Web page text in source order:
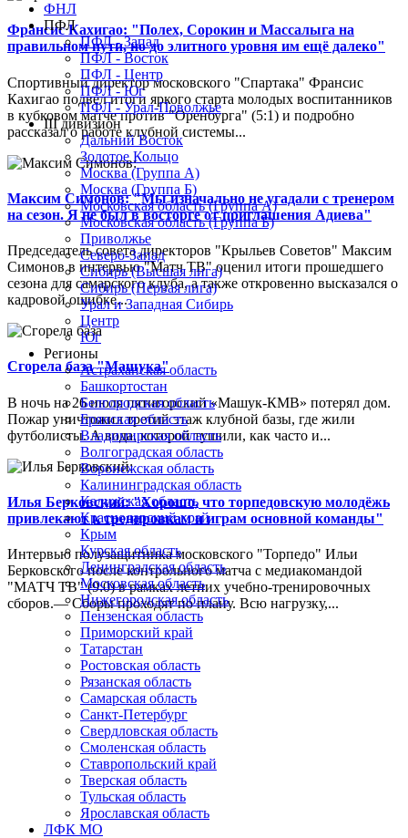
Франсис Кахигао: "Полех, Сорокин и Массалыга на
правильном пути, но до элитного уровня им ещё далеко"
Спортивный директор московского "Спартака" Франсис
Кахигао подвел итоги яркого старта молодых воспитанников
в кубковом матче против "Оренбурга" (5:1) и подробно
рассказал о работе клубной системы...
Максим Симонов: "Мы изначально не угадали с тренером
на сезон. Я не был в восторге от приглашения Адиева"
Председатель совета директоров "Крыльев Советов" Максим
Симонов в интервью "Матч ТВ" оценил итоги прошедшего
сезона для самарского клуба, а также откровенно высказался о
кадровой ошибке...
Сгорела база "Машука"
В ночь на 26 июля пятигорский «Машук-КМВ» потерял дом.
Пожар уничтожил третий этаж клубной базы, где жили
футболисты. А вода, которой тушили, как часто и...
Илья Берковский: "Хорошо, что торпедовскую молодёжь
привлекают к тренировкам и играм основной команды"
Интервью полузащитника московского "Торпедо" Ильи
Берковского после контрольного матча с медиакомандой
"МАТЧ ТВ" (9:0) в рамках летних учебно-тренировочных
сборов.— Сборы проходят по плану. Всю нагрузку,...
ФНЛ
ПФЛ
ПФЛ - Запад
ПФЛ - Восток
ПФЛ - Центр
ПФЛ - Юг
ПФЛ - Урал-Поволжье
III дивизион
Дальний Восток
Золотое Кольцо
Москва (Группа А)
Москва (Группа Б)
Московская область (Группа А)
Московская область (Группа Б)
Приволжье
Северо-Запад
Сибирь (Высшая лига)
Сибирь (Первая лига)
Урал и Западная Сибирь
Центр
Юг
Регионы
Астраханская область
Башкортостан
Белгородская область
Брянская область
Владимирская область
Волгоградская область
Воронежская область
Калининградская область
Калужская область
Краснодарский край
Крым
Курская область
Ленинградская область
Московская область
Нижегородская область
Пензенская область
Приморский край
Татарстан
Ростовская область
Рязанская область
Самарская область
Санкт-Петербург
Свердловская область
Смоленская область
Ставропольский край
Тверская область
Тульская область
Ярославская область
ЛФК МО